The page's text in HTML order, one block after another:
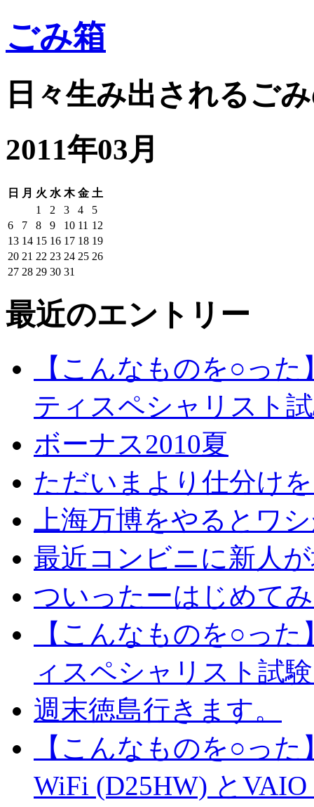
ごみ箱
日々生み出されるご
2011年03月
日 月 火 水 木 金 土
1
2 3 4
5
6
7 8 9 10 11 12
13 14 15 16 17 18 19
20 21 22 23 24 25 26
27 28 29 30 31
最近のエントリー
【こんなものを○っ
ティスペシャリスト
ボーナス2010夏
ただいまより仕分け
上海万博をやるとワ
最近コンビニに新人
ついったーはじめて
【こんなものを○っ
ィスペシャリスト試
週末徳島行きます。
【こんなものを○っ
WiFi (D25HW) とVAIO